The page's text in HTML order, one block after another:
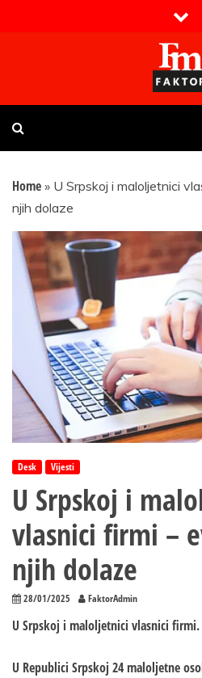
Faktor magazin
Uvijek presudan
Home » U Srpskoj i maloljetnici
njih dolaze
Desk Vijesti
U Srpskoj i
vlasnici firmi –
njih dolaze
28/01/2025 FaktorAdmin
U Srpskoj i maloljetnici vlasnici firmi.
U Republici Srpskoj 24 maloljetne